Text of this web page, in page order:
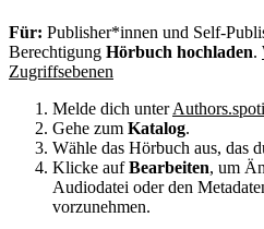
Für: Publisher*innen und Self-
Berechtigung Hörbuch hochladen.
Zugriffsebenen
Melde dich unter
Gehe zum Katalog.
Wähle das Hörbuch aus, das
Klicke aufBearbeiten, um
Audiodatei oder den
vorzunehmen.